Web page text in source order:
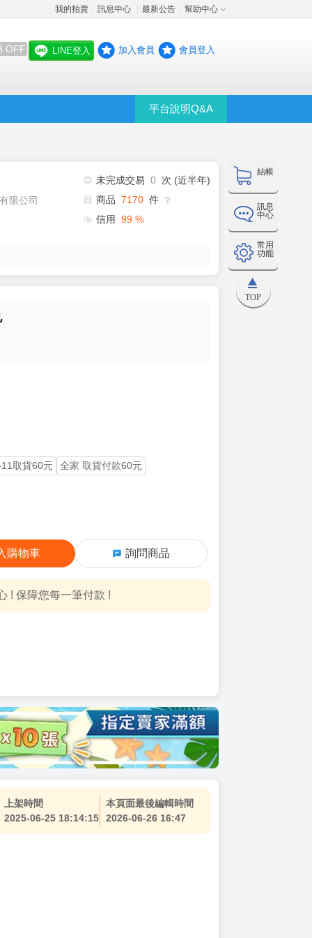
我的拍賣 訊息中心 最新公告 幫助中心
OFF LINE登入 加入會員 會員登入
平台說明Q&A
結帳
訊息
中心
常用
功能
TOP
限公司
未完成交易 0
次 (近半年)
商品 7170 件 ❔
信用 99 %
取貨60元
全家 取貨付款60元
購物車 詢問商品
! 保障您每一筆付款 !